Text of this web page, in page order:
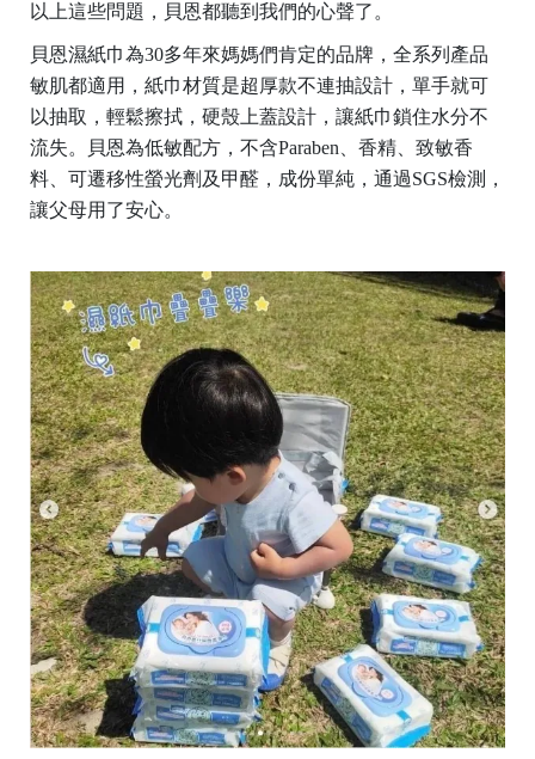
以上這些問題，貝恩都聽到我們的心聲了。
貝恩濕紙巾為30多年來媽媽們肯定的品牌，全系列產品
敏肌都適用，紙巾材質是超厚款不連抽設計，單手就可
以抽取，輕鬆擦拭，硬殼上蓋設計，讓紙巾鎖住水分不
流失。貝恩為低敏配方，不含Paraben、香精、致敏香
料、可遷移性螢光劑及甲醛，成份單純，通過SGS檢測，
讓父母用了安心。